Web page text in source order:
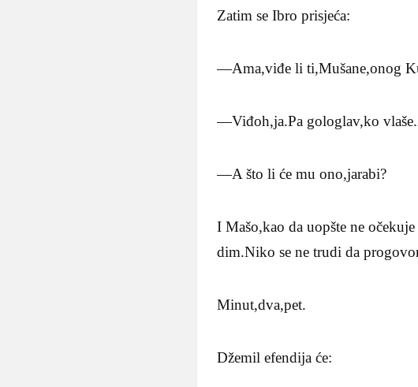
Zatim se Ibro prisjeća:
—Ama,viđe li ti,Mušane,onog
—Viđoh,ja.Pa gologlav,ko
—A što li će mu ono,jarabi?
I Mašo,kao da uopšte ne
dim.Niko se ne trudi da
Minut,dva,pet.
Džemil efendija će: